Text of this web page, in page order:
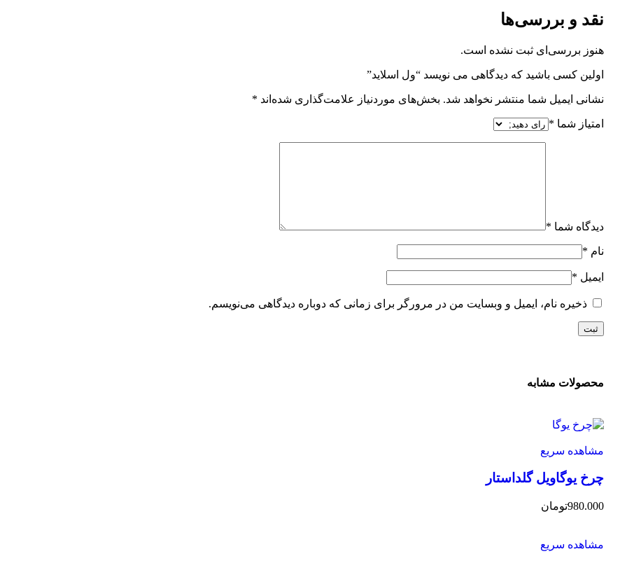
نقد و بررسی‌ها
هنوز بررسی‌ای ثبت نشده است.
اولین کسی باشید که دیدگاهی می نویسد “ول اسلاید”
نشانی ایمیل شما منتشر نخواهد شد. بخش‌های موردنیاز علامت‌گذاری شده‌اند *
امتیاز شما *
دیدگاه شما *
نام *
ایمیل *
ذخیره نام، ایمیل و وبسایت من در مرورگر برای زمانی که دوباره دیدگاهی می‌نویسم.
محصولات مشابه
مشاهده سریع
چرخ یوگاویل گلداستار
تومان980.000
مشاهده سریع